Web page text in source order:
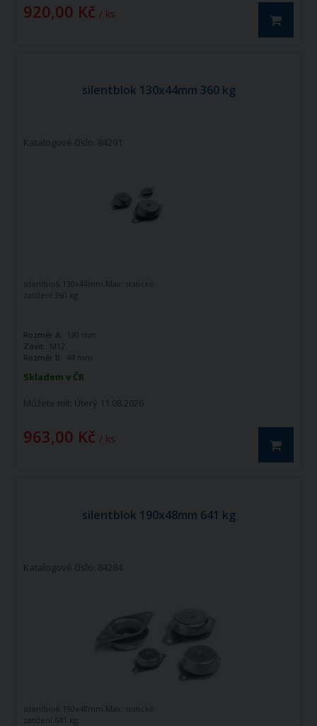
920,00 Kč / ks
silentblok 130x44mm 360 kg
Katalogové číslo: 84291
Skladem v ČR
Můžete mít: Úterý 11.08.2026
963,00 Kč / ks
silentblok 130x44mm.Max. statické
zatížení 360 kg
Rozměr A:
130 mm
Závit: M12
Rozměr B:
44 mm
silentblok 190x48mm 641 kg
Katalogové číslo: 84284
silentblok 190x48mm.Max. statické
zatížení 641 kg.